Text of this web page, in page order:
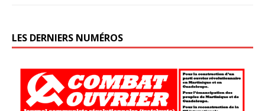
LES DERNIERS NUMÉROS